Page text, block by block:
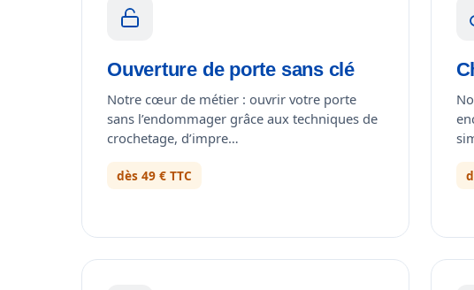
Ouverture de porte sans clé
Notre cœur de métier : ouvrir votre porte
sans l’endommager grâce aux techniques de
crochetage, d’impre…
dès 49 € TTC